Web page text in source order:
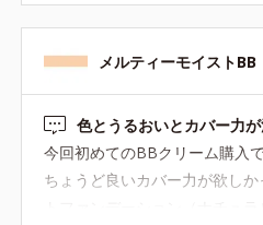
メルティーモイスト
色とうるおいとカバー力
今回初めてのBBクリーム購入
ちょうど良いカバー力が欲し